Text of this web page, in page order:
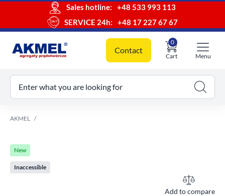
Sales hotline:
+48 533 993 113
SERVICE 24h:
+48 17 227 67 67
Contact
Cart
0
cart
Menu
Enter what you are looking for
AKMEL
New
Inaccessible
Add to compare